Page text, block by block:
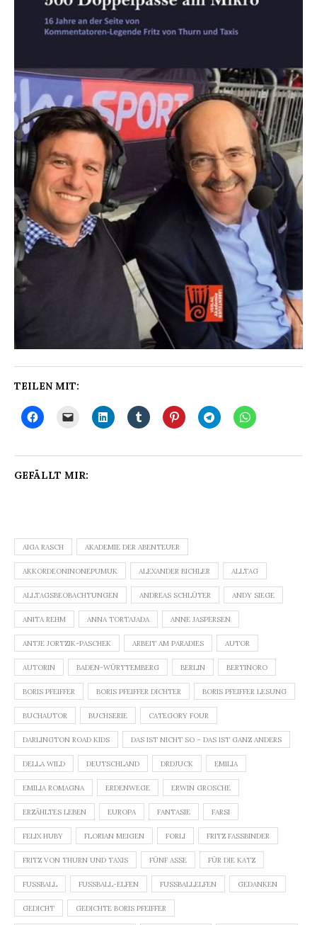
TEILEN MIT:
GEFÄLLT MIR:
AIGA RASCH AKADEMIE DER ABENTEUER
AKKORDEONINONEPUMUK ALEXANDER BICHLER ALLTAG
ALLTAGSBEOBACHTUNGEN ANDREAS SCHLÜTER ANDY SIEGE
ANITA REHM ANNA TORTAJADA ANNE JASPERSEN
ANTJE JORTZIK-PASCHEK ARBEIT AM PARADIES AUTOR
AUTORIN BADEN-WÜRTTEMBERG BERLIN BERTINORO
BORIS PFEIFFER BORIS PFEIFFER DICHTER BORIS PFEIFFER LESUNG
BUCHAUTOR BUCHSERIE CATEGORY FOUR
DARLINGTON ROAD KIDS DAS IST NICHT SO – DAS IST GANZ ANDERS
DELLA WILD DEUTSCHLAND DRDJUCK EMILIA
EMILIA ROMAGNA ERDENWEGE ERWIN GROSCHE
ERZÄHLTES LEBEN EUROPA FANTASIE FARSI
FELIX HUBY FLORIAN MEIGEN FORLI FRITZ FASSBINDER
FRITZ VON THURN UND TAXIS FÜNF ASSE FÜR DIE KATZ
FUSSBALL FUSSBALL-ELFEN FUSSBALLELFEN GEDANKEN
GEDICHT GEDICHTE BORIS PFEIFFER